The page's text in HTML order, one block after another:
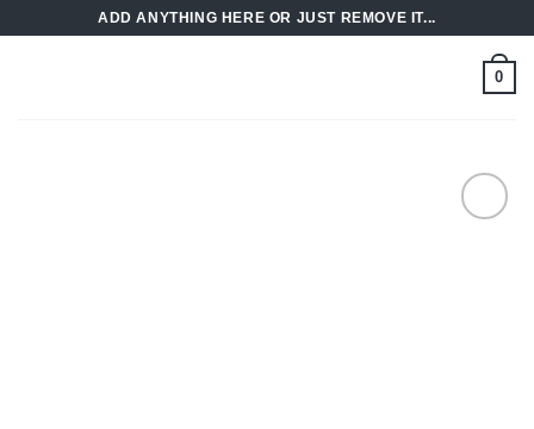
ADD ANYTHING HERE OR JUST REMOVE IT...
0